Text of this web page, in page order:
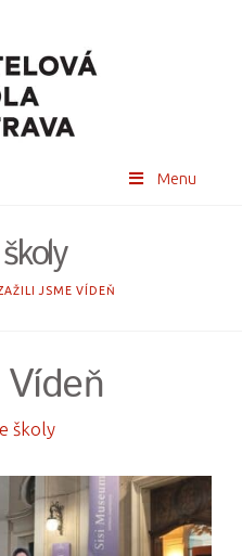
Menu
JSME VÍDEŇ
školy